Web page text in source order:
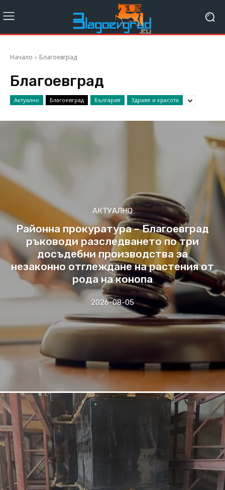
Начало Благоевград
Благоевград
Актуално Благоевград България Здраве и красота
АКТУАЛНО
Районна прокуратура – Благоевград
ръководи разследването по три
досъдебни производства за
незаконно отглеждане на растения от
рода на конопа
2026-08-05